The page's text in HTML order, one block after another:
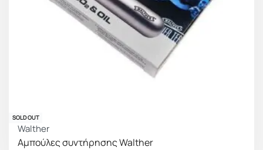
SOLD OUT
Walther
Αμπούλες συντήρησης Walther